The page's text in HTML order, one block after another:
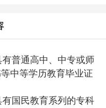
有普通高中、中专或师
中等学历教育毕业证
有国民教育系列的专科